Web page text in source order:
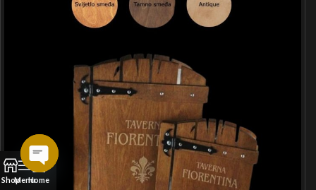
ShopMenuHomeOpen